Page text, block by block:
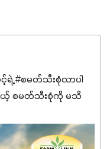
ရဲ့ #စမတ်သီးစုံလာပါ
မယ့် စမတ်သီးစုံကို မသိ
ပါ #စမတ်သီးစုံဆိုတာ
နဲ့ #ဟူးမစ်
ကွန်ပေါင်း